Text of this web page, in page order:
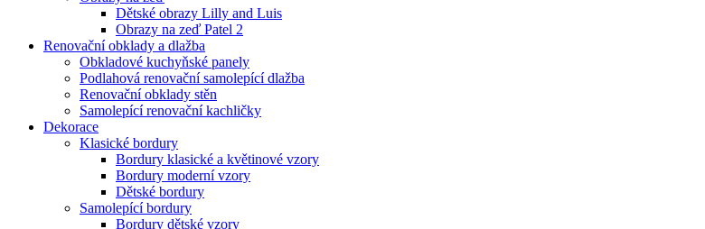
Dětské obrazy Lilly and Luis
Obrazy na zeď Patel 2
Renovační obklady a dlažba
Obkladové kuchyňské panely
Podlahová renovační samolepící dlažba
Renovační obklady stěn
Samolepící renovační kachličky
Dekorace
Klasické bordury
Bordury klasické a květinové vzory
Bordury moderní vzory
Dětské bordury
Samolepící bordury
Bordury dětské vzory